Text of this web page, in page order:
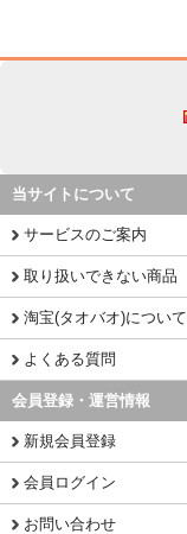
当サイトについて
サービスのご案内
取り扱いできない商品
淘宝(タオバオ)について
よくある質問
会員登録・運営情報
新規会員登録
会員ログイン
お問い合わせ